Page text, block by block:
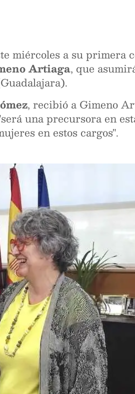
miércoles a su primera
Artiaga, que
, recibió a Gimeno
una precursora en
en estos cargos".